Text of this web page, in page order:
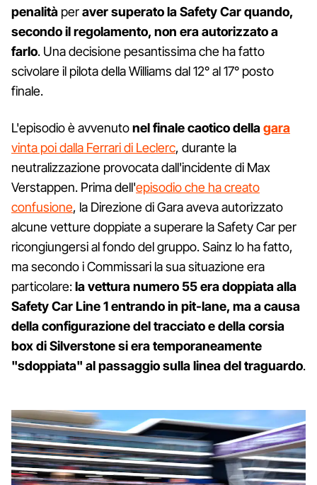
penalità peraver superato la Safety Car quando,
secondo il regolamento, non era autorizzato a
farlo. Una decisione pesantissima che ha fatto
scivolare il pilota della Williams dal 12° al 17° posto
finale.
L'episodio è avvenutonel finale caotico dellagara
vinta poi dalla Ferrari di Leclerc, durante la
neutralizzazione provocata dall'incidente di Max
Verstappen. Prima dell'episodio che ha creato
confusione, la Direzione di Gara aveva autorizzato
alcune vetture doppiate a superare la Safety Car per
ricongiungersi al fondo del gruppo. Sainz lo ha fatto,
ma secondo i Commissari la sua situazione era
particolare:la vettura numero 55 era doppiata alla
Safety Car Line 1 entrando in pit-lane, ma a causa
della configurazione del tracciato e della corsia
box di Silverstone si era temporaneamente
"sdoppiata" al passaggio sulla linea del traguardo.